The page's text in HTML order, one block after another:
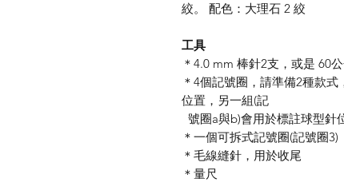
絞。
配色：大理石 2 絞
工具
＊ 4.0 mm 棒針2支，或是 60
＊ 4個記號圈，請準備2種款式
位置，另一組(記
號圈a與b)會用於標註球型針
＊一個可拆式記號圈(記號圈3)
＊毛線縫針，用於收尾
＊量尺